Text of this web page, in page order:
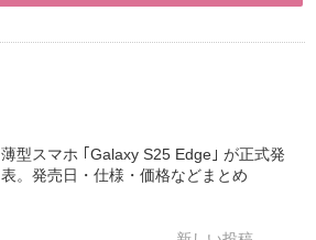
薄型スマホ ｢Galaxy S25 Edge｣ が正式発
表。発売日・仕様・価格などまとめ